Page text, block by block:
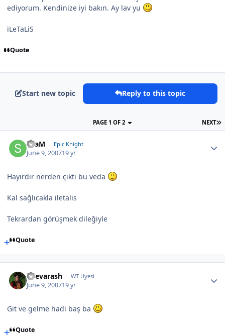
ediyorum. Kendinize iyi bakın. Ay lav yu
iLeTaLiS
Quote
Start new topic Reply to this topic
NEXT
PAGE 1 OF 2
SLaM Epic Knight
June 9, 200719 yr
Hayırdır nerden çıktı bu veda
Kal sağlıcakla iletalis
Tekrardan görüşmek dileğiyle
Quote
Shevarash WT Uyesi
June 9, 200719 yr
Git ve gelme hadi baş ba
Quote